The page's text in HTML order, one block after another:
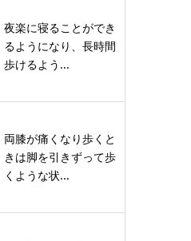
夜楽に寝ることができ
るようになり、長時間
歩けるよう...
両膝が痛くなり歩くと
きは脚を引きずって歩
くような状...